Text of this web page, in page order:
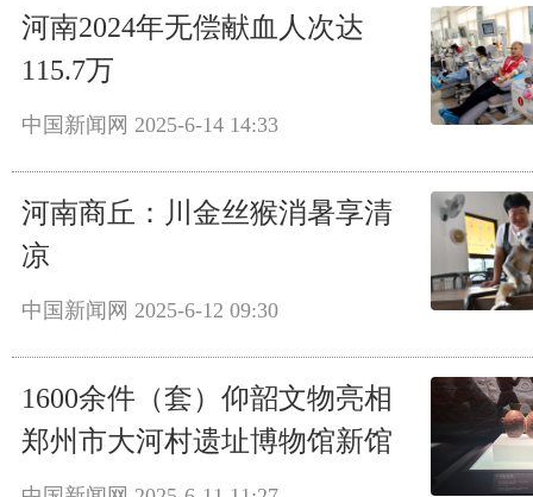
河南2024年无偿献血人次达
115.7万
中国新闻网 2025-6-14 14:33
河南商丘：川金丝猴消暑享清
凉
中国新闻网 2025-6-12 09:30
1600余件（套）仰韶文物亮相
郑州市大河村遗址博物馆新馆